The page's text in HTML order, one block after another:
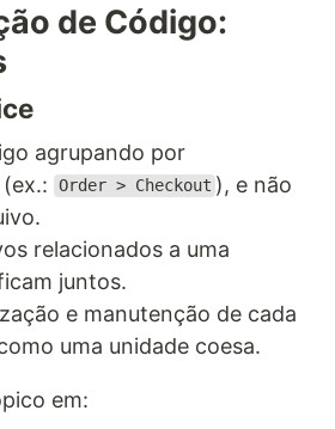
de Código:
agrupando por
(ex.: Order > Checkout ), e não
relacionados a uma
juntos.
e manutenção de cada
uma unidade coesa.
em: